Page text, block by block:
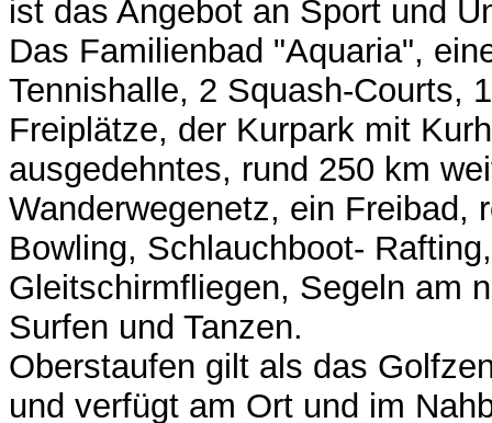
ist das Angebot an Sport und
Das Familienbad "Aquaria",
Tennishalle, 2 Squash-Courts,
Freiplätze, der Kurpark mit
ausgedehntes, rund 250 km
Wanderwegenetz, ein Freibad,
Bowling, Schlauchboot-
Gleitschirmfliegen, Segeln am
Surfen und Tanzen.
Oberstaufen gilt als das
und verfügt am Ort und im